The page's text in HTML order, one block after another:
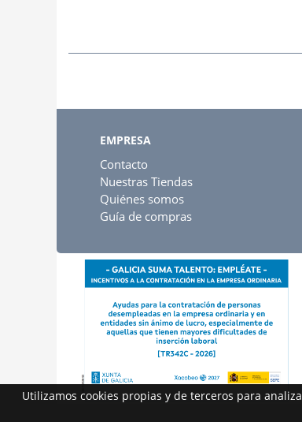
EMPRESA
Contacto
Nuestras Tiendas
Quiénes somos
Guía de compras
Utilizamos cookies propias y de terceros para